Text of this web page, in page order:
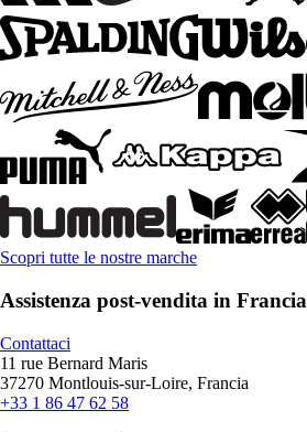
Scopri tutte le nostre marche
Assistenza post-vendita in Francia
Contattaci
11 rue Bernard Maris
37270 Montlouis-sur-Loire, Francia
+33 1 86 47 62 58